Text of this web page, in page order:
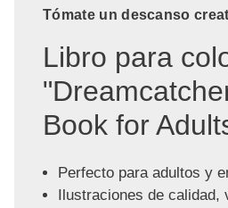
Tómate un descanso
Libro para
Book for
Perfecto para adultos y
Ilustraciones de calidad,